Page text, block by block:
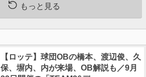
もっと見る
【ロッテ】球団OBの橋本、渡辺俊、久
保、塀内、内が来場、OB解説も／9月